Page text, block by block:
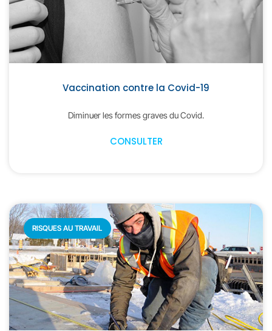
Vaccination contre la Covid-19
Diminuer les formes graves du Covid.
CONSULTER
RISQUES AU TRAVAIL